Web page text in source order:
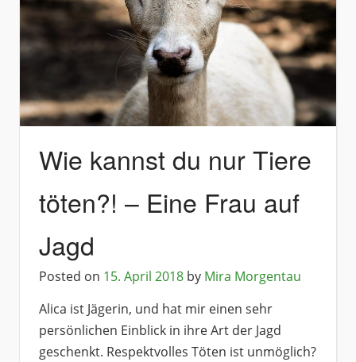
Wie kannst du nur Tiere
töten?! – Eine Frau auf
Jagd
Posted on 15. April 2018 by Mira Morgentau
Alica ist Jägerin, und hat mir einen sehr
persönlichen Einblick in ihre Art der Jagd
geschenkt. Respektvolles Töten ist unmöglich?